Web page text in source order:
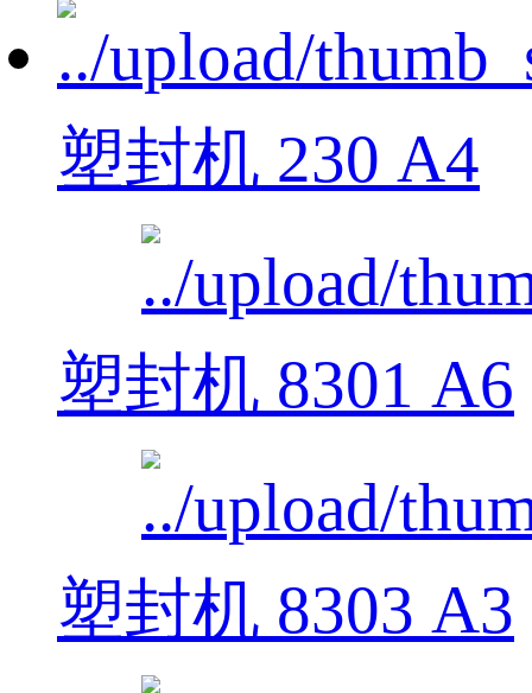
塑封机 230 A4
塑封机 8301 A6
塑封机 8303 A3